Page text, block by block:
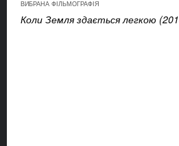
ВИБРАНА ФІЛЬМОГРАФІЯ
Коли Земля здається легкою